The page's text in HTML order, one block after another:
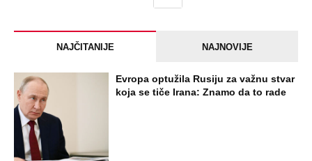
NAJČITANIJE NAJNOVIJE
Evropa optužila Rusiju za važnu stvar
koja se tiče Irana: Znamo da to rade